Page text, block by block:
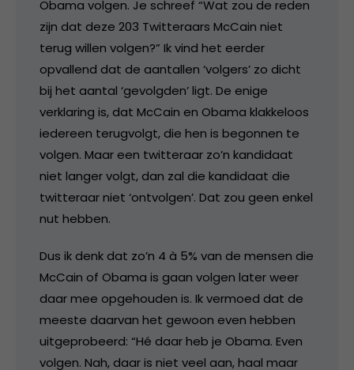
Obama volgen. Je schreef “Wat zou de reden
zijn dat deze 203 Twitteraars McCain niet
terug willen volgen?” Ik vind het eerder
opvallend dat de aantallen ‘volgers’ zo dicht
bij het aantal ‘gevolgden’ ligt. De enige
verklaring is, dat McCain en Obama klakkeloos
iedereen terugvolgt, die hen is begonnen te
volgen. Maar een twitteraar zo’n kandidaat
niet langer volgt, dan zal die kandidaat die
twitteraar niet ‘ontvolgen’. Dat zou geen enkel
nut hebben.
Dus ik denk dat zo’n 4 à 5% van de mensen die
McCain of Obama is gaan volgen later weer
daar mee opgehouden is. Ik vermoed dat de
meeste daarvan het gewoon even hebben
uitgeprobeerd: “Hé daar heb je Obama. Even
volgen. Nah, daar is niet veel aan, haal maar